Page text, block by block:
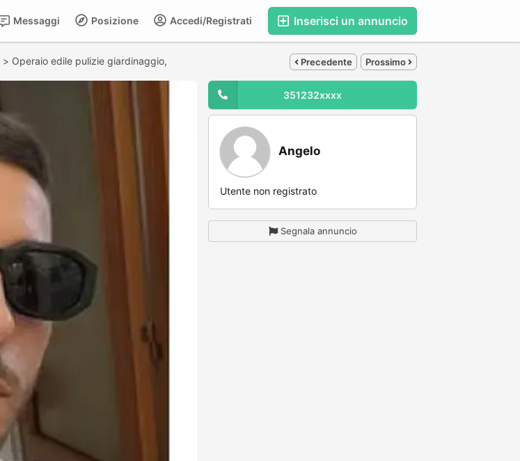
Inserisci un annuncio
Accedi/Registrati
Posizione
Messaggi
> Operaio edile pulizie giardinaggio, Precedente Prossimo
351232xxxx
Angelo
Utente non registrato
Segnala annuncio